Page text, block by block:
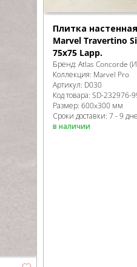
Плитка настенная
Marvel Travertino
75x75 Lapp.
Бренд:Atlas Concorde
Коллекция: Marvel Pro
Артикул: D030
Код товара:SD-232976-
Размер:600x300 мм
Сроки доставки: 7 - 9
в наличии